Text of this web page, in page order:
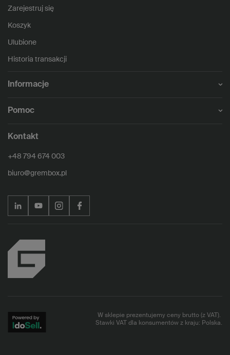
Zarejestruj się
Koszyk
Ulubione
Historia transakcji
Informacje
Pomoc
Kontakt
+48 794 674 003
biuro@grembox.pl
W sklepie prezentujemy ceny brutto (z VAT).
Stawki VAT dla konsumentów z kraju: Polska.